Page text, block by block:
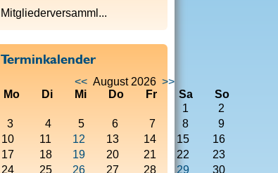
Mitgliederversamml...
Terminkalender
<< August 2026 >>
Mo
Di Mi Do Fr Sa
So
1
2
3
4 5 6 7 8
9
10
11 12 13 14 15
16
17
18 19 20 21 22
23
24
25 26 27 28 29
30